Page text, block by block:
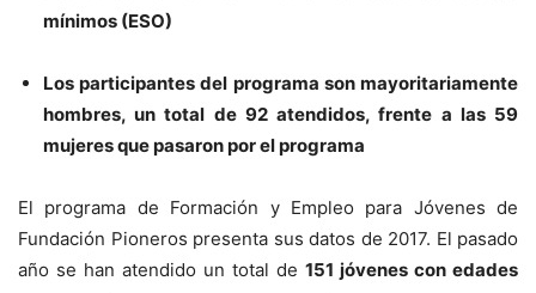
mínimos (ESO)
Los participantes del programa son mayoritariamente
hombres, un total de 92 atendidos, frente a las 59
mujeres que pasaron por el programa
El programa de Formación y Empleo para Jóvenes de
Fundación Pioneros presenta sus datos de 2017. El pasado
año se han atendido un total de 151 jóvenes con edades